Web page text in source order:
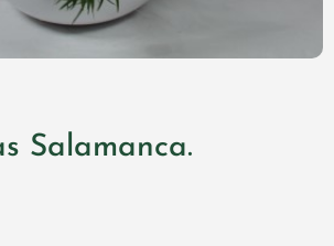
Salamanca.